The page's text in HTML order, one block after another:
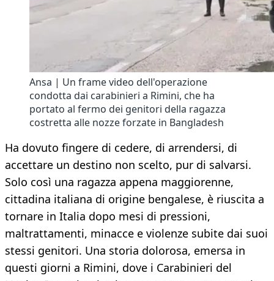
Ansa | Un frame video dell'operazione
condotta dai carabinieri a Rimini, che ha
portato al fermo dei genitori della ragazza
costretta alle nozze forzate in Bangladesh
Ha dovuto fingere di cedere, di arrendersi, di
accettare un destino non scelto, pur di salvarsi.
Solo così una ragazza appena maggiorenne,
cittadina italiana di origine bengalese, è riuscita a
tornare in Italia dopo mesi di pressioni,
maltrattamenti, minacce e violenze subite dai suoi
stessi genitori. Una storia dolorosa, emersa in
questi giorni a Rimini, dove i Carabinieri del